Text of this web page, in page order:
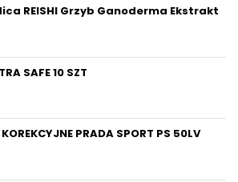
REISHI Grzyb Ganoderma Ekstrakt
SAFE 10 SZT
PRADA SPORT PS 50LV